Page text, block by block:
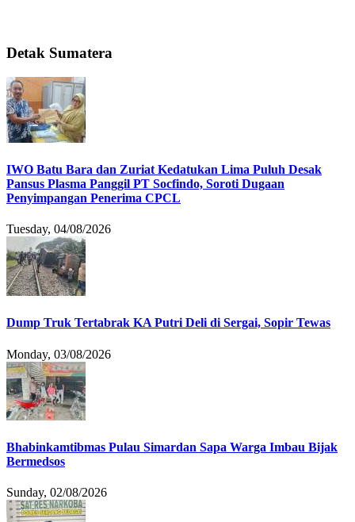
Detak Sumatera
IWO Batu Bara dan Zuriat Kedatukan Lima Puluh Desak
Pansus Plasma Panggil PT Socfindo, Soroti Dugaan
Penyimpangan Penerima CPCL
Tuesday, 04/08/2026
Dump Truk Tertabrak KA Putri Deli di Sergai, Sopir Tewas
Monday, 03/08/2026
Bhabinkamtibmas Pulau Simardan Sapa Warga Imbau Bijak
Bermedsos
Sunday, 02/08/2026